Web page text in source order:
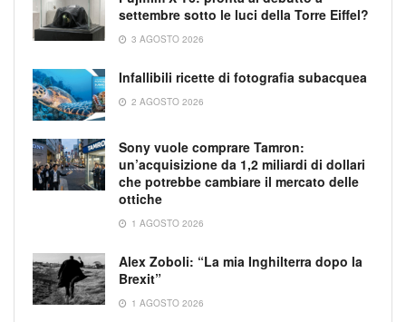
settembre sotto le luci della Torre Eiffel?
3 AGOSTO 2026
Infallibili ricette di fotografia subacquea
2 AGOSTO 2026
Sony vuole comprare Tamron:
un’acquisizione da 1,2 miliardi di dollari
che potrebbe cambiare il mercato delle
ottiche
1 AGOSTO 2026
Alex Zoboli: “La mia Inghilterra dopo la
Brexit”
1 AGOSTO 2026